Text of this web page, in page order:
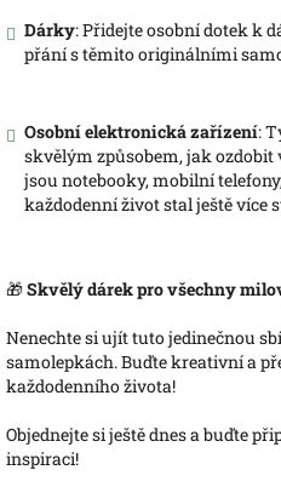
Dárky: Přidejte osobní dotek k
přání s těmito originálními
Osobní elektronická zařízení:
skvělým způsobem, jak
jsou notebooky, mobilní
každodenní život stal ještě více
🎁Skvělý dárek pro všechny
Nenechte si ujít tuto jedinečnou
samolepkách. Buďte kreativní a
každodenního života!
Objednejte si ještě dnes a buďte
inspiraci!